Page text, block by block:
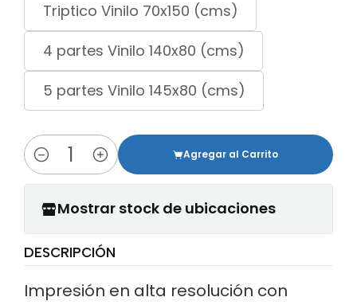
Triptico Vinilo 70x150 (cms)
4 partes Vinilo 140x80 (cms)
5 partes Vinilo 145x80 (cms)
Cantidad
Agregar al Carrito
Mostrar stock de ubicaciones
DESCRIPCIÓN
Impresión en alta resolución con